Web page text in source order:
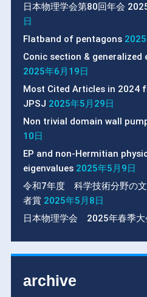
日本物理学会第80回年会
日
Flatband of pentagons
Conic section & generalized
2025年6月19日
Most Cited Articles in 2024
JPSJ 2025年5月29日
Non trivial domain wall
10日
EP and non-Hermitian
eigenvalues 2025年5月9日
令和7年度 科学技術分野の
者賞 2025年5月8日
日本物理学会 2025年春季大
archive